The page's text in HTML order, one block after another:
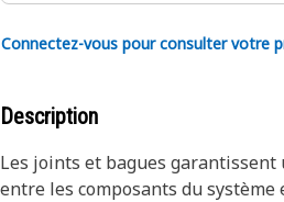
Connectez-vous pour consulter votre
Description
Les joints et bagues garantissent
entre les composants du système